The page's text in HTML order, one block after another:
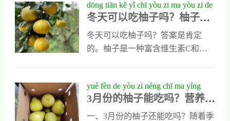
成分确实对促进血液流动有一定帮
助。例如，柚子皮中含有的柚皮苷
是一种天然黄酮类化合物，能够增
强毛细血管弹性，减少血栓形成的
高血压风险，进一步保护心血管健
出来的，白葡萄柚的功效极高，因
为白葡萄柚的营养物质很多，当中
含有大量的维生素c和钾。白葡萄柚
的功效与作用1、可以美白皮肤白葡
让皮肤白起来。现代社会，以白为
美，虽然说人的肤质天生就注定了
的，但是，却也可以通过后天的努
dōng tiān kě yǐ chī yòu zi ma yòu zi de
yíng yǎng yǔ dōng jì shí yòng zhǐ nán
冬天可以吃柚子吗？柚子的
营养与冬季食用指南
冬天可以吃柚子吗？答案是肯定
的。柚子是一种富含维生素C和多
人体容易出现上火、喉咙干涩等问
题，而柚子具有清热润肺的功效，
能够有效缓解这些不适。此外，柚
yuè fèn de yòu zi néng chī ma yíng
yǎng zhuān jiā dài nǐ quán miàn jiě xī
3月份的柚子能吃吗？营养专
家带你全面解析
一、3月份的柚子还能吃吗？随着季